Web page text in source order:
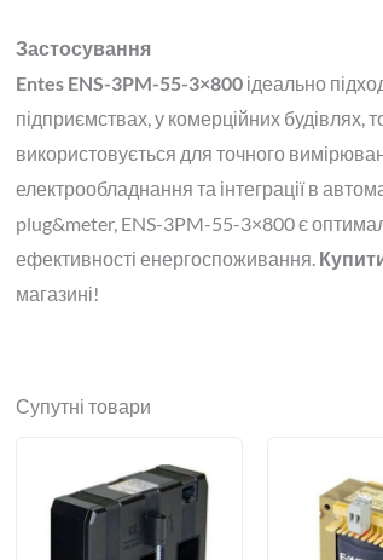
Застосування
Entes ENS-3PM-55-3×800ідеально
підприємствах, у комерційних будівлях,
використовується для точного
електрообладнання та інтеграції в
plug&meter, ENS-3PM-55-3×800 є
ефективності енергоспоживання.
магазині!
Супутні товари